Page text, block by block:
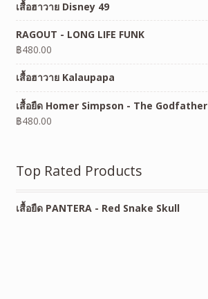
เสื้อฮาวาย Disney 49
RAGOUT - LONG LIFE FUNK
฿480.00
เสื้อฮาวาย Kalaupapa
เสื้อยืด Homer Simpson - The Godfather
฿480.00
Top Rated Products
เสื้อยืด PANTERA - Red Snake Skull